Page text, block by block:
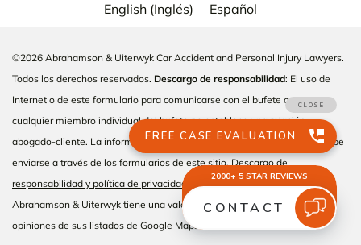
English (Inglés) Español
©2026 Abrahamson & Uiterwyk Car Accident and Personal Injury Lawyers.
Todos los derechos reservados. Descargo de responsabilidad: El uso de
Internet o de este formulario para comunicarse con el bufete o con
cualquier miembro individual del bufete no establece una relación
abogado-cliente. La información confidencial o sensible al tiempo no debe
enviarse a través de los formularios de este sitio.Descargo de
responsabilidad y política de privacidad
Abrahamson & Uiterwyk tiene una valoración de 4,9 de un total de 2.047
opiniones de sus listados de Google Maps en febrero de 2026.